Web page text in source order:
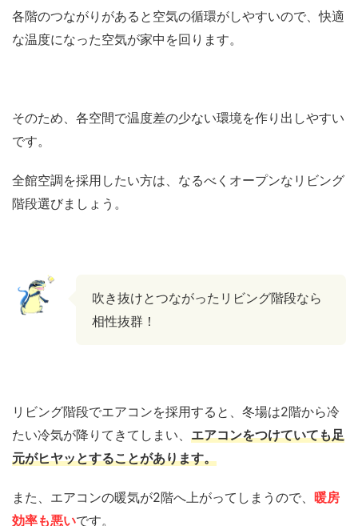
各階のつながりがあると空気の循環がしやすいので、快適
な温度になった空気が家中を回ります。
そのため、各空間で温度差の少ない環境を作り出しやすい
です。
全館空調を採用したい方は、なるべくオープンなリビング
階段選びましょう。
吹き抜けとつながったリビング階段なら
相性抜群！
リビング階段でエアコンを採用すると、冬場は2階から冷
たい冷気が降りてきてしまい、 エアコンをつけていても足
元がヒヤッとすることがあります。
また、エアコンの暖気が2階へ上がってしまうので、 暖房
効率も悪いです。